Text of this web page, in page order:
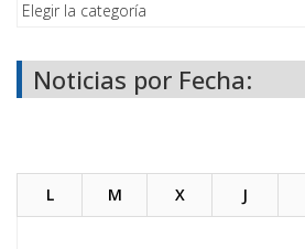
Noticias por Fecha:
L M X J